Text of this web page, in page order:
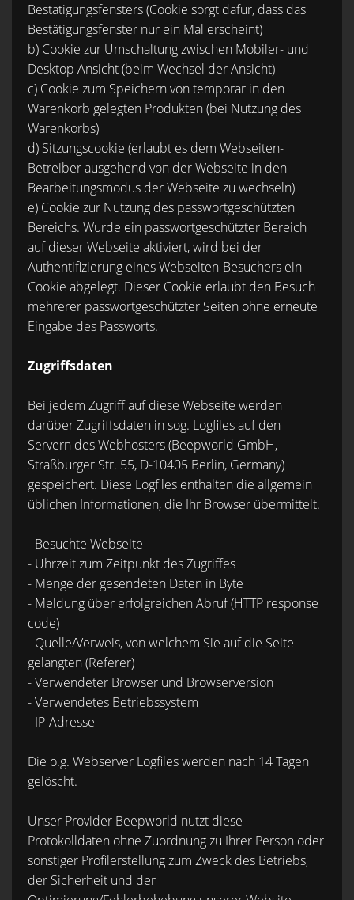
Bestätigungsfensters (Cookie sorgt dafür, dass das
Bestätigungsfenster nur ein Mal erscheint)
b) Cookie zur Umschaltung zwischen Mobiler- und
Desktop Ansicht (beim Wechsel der Ansicht)
c) Cookie zum Speichern von temporär in den
Warenkorb gelegten Produkten (bei Nutzung des
Warenkorbs)
d) Sitzungscookie (erlaubt es dem Webseiten-
Betreiber ausgehend von der Webseite in den
Bearbeitungsmodus der Webseite zu wechseln)
e) Cookie zur Nutzung des passwortgeschützten
Bereichs. Wurde ein passwortgeschützter Bereich
auf dieser Webseite aktiviert, wird bei der
Authentifizierung eines Webseiten-Besuchers ein
Cookie abgelegt. Dieser Cookie erlaubt den Besuch
mehrerer passwortgeschützter Seiten ohne erneute
Eingabe des Passworts.
Zugriffsdaten
Bei jedem Zugriff auf diese Webseite werden
darüber Zugriffsdaten in sog. Logfiles auf den
Servern des Webhosters (Beepworld GmbH,
Straßburger Str. 55, D-10405 Berlin, Germany)
gespeichert. Diese Logfiles enthalten die allgemein
üblichen Informationen, die Ihr Browser übermittelt.
- Besuchte Webseite
- Uhrzeit zum Zeitpunkt des Zugriffes
- Menge der gesendeten Daten in Byte
- Meldung über erfolgreichen Abruf (HTTP response
code)
- Quelle/Verweis, von welchem Sie auf die Seite
gelangten (Referer)
- Verwendeter Browser und Browserversion
- Verwendetes Betriebssystem
- IP-Adresse
Die o.g. Webserver Logfiles werden nach 14 Tagen
gelöscht.
Unser Provider Beepworld nutzt diese
Protokolldaten ohne Zuordnung zu Ihrer Person oder
sonstiger Profilerstellung zum Zweck des Betriebs,
der Sicherheit und der